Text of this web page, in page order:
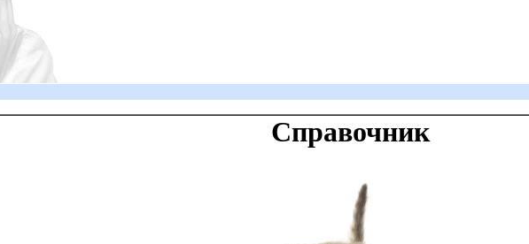
Справочник